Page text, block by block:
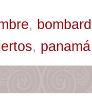
,
, panamá